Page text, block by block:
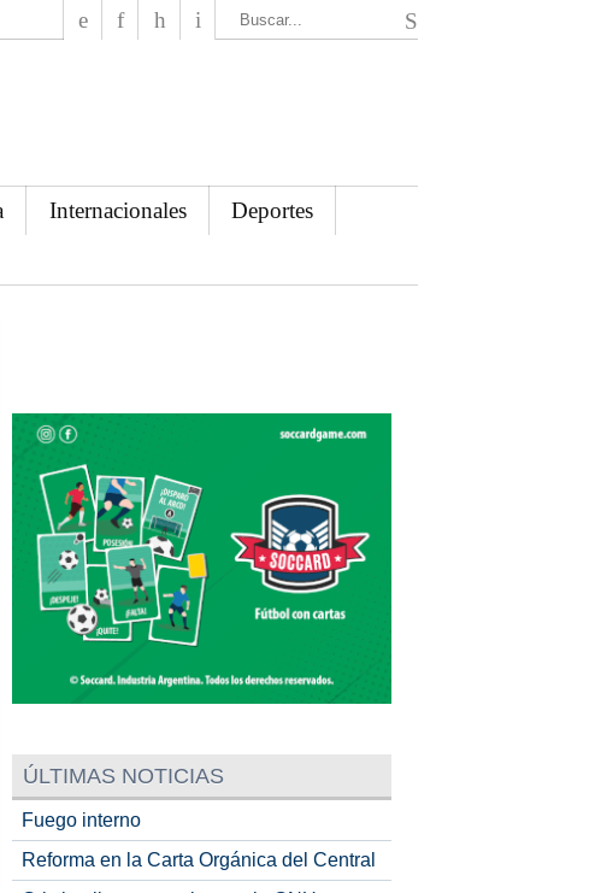
Internacionales
Deportes
ÚLTIMAS NOTICIAS
Fuego interno
Reforma en la Carta Orgánica del Central